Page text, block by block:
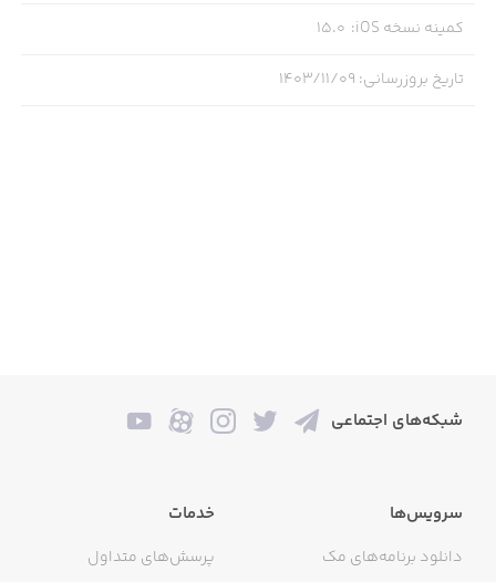
کمینه نسخه iOS :
15.0
تاریخ بروزرسانی: ۱۴۰۳/۱۱/۰۹
شبکه‌های اجتماعی
سرویس‌ها
دانلود برنامه‌های مک
خدمات
پرسش‌های متداول